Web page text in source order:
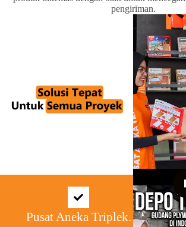
pengiriman.
Pusat Aneka Triplek.